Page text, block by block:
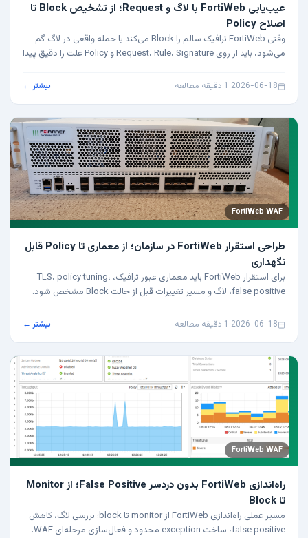
عیب‌یابی FortiWeb با لاگ و Request؛ از تشخیص Block تا
اصلاح Policy
وقتی FortiWeb ترافیک سالم را Block می‌کند یا حمله واقعی در لاگ گم
می‌شود، باید از روی Request، Rule، Signature و Policy علت را دقیق پیدا
2026-06-18
· 1 دقیقه مطالعه بیشتر ←
FortiWeb WAF
طراحی استقرار FortiWeb در سازمان؛ از معماری تا Policy قابل
نگهداری
برای استقرار FortiWeb باید معماری عبور ترافیک، TLS، policy tuning،
false positive، لاگ و مسیر تغییرات قبل از حالت Block مشخص شود.
2026-06-18
· 1 دقیقه مطالعه بیشتر ←
FortiWeb WAF
راه‌اندازی FortiWeb بدون دردسر False Positive؛ از Monitor
تا Block
مسیر عملی راه‌اندازی FortiWeb از monitor تا block؛ بررسی لاگ، کاهش
false positive، ساخت exception محدود و فعال‌سازی مرحله‌ای WAF.